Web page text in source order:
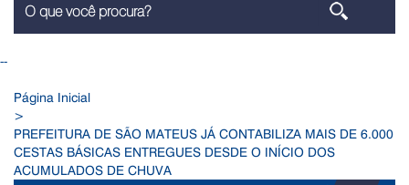
--
Página Inicial
>
PREFEITURA DE SÃO MATEUS JÁ CONTABILIZA MAIS DE 6.000
CESTAS BÁSICAS ENTREGUES DESDE O INÍCIO DOS
ACUMULADOS DE CHUVA